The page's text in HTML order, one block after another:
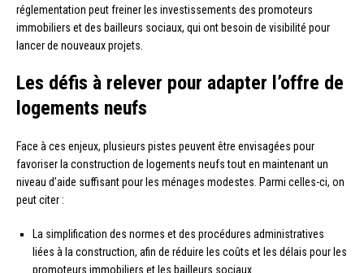
réglementation peut freiner les investissements des promoteurs
immobiliers et des bailleurs sociaux, qui ont besoin de visibilité pour
lancer de nouveaux projets.
Les défis à relever pour adapter l’offre de
logements neufs
Face à ces enjeux, plusieurs pistes peuvent être envisagées pour
favoriser la construction de logements neufs tout en maintenant un
niveau d’aide suffisant pour les ménages modestes. Parmi celles-ci, on
peut citer :
La simplification des normes et des procédures administratives
liées à la construction, afin de réduire les coûts et les délais pour les
promoteurs immobiliers et les bailleurs sociaux.